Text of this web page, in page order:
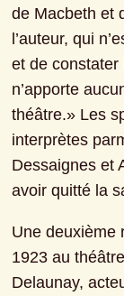
de Macbeth et
l’auteur, qui
et de constater
n’apporte
théâtre.» Les
interprètes
Dessaignes et
avoir quitté la
Une deuxième
1923 au
Delaunay,